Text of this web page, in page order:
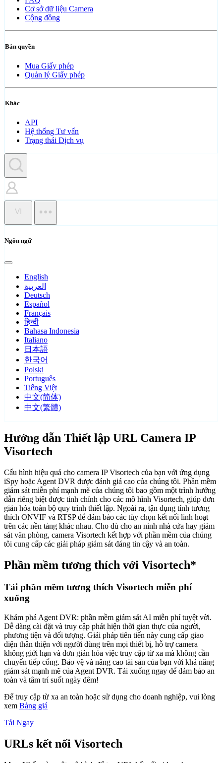
Cơ sở dữ liệu Camera
Cộng đồng
Bản quyền
Mua Giấy phép
Quản lý Giấy phép
Khác
API
Hệ thống Tư vấn
Trạng thái Dịch vụ
VI
Ngôn ngữ
English
العربية
Deutsch
Español
Français
हिन्दी
Bahasa Indonesia
Italiano
日本語
한국어
Polski
Português
Tiếng Việt
中文(简体)
中文(繁體)
Hướng dẫn Thiết lập URL Camera IP
Visortech
Cấu hình hiệu quả cho camera IP Visortech của bạn với ứng dụng
iSpy hoặc Agent DVR được đánh giá cao của chúng tôi. Phần mềm
giám sát miễn phí mạnh mẽ của chúng tôi bao gồm một trình hướng
dẫn riêng biệt được tinh chỉnh cho các mô hình Visortech, giúp đơn
giản hóa toàn bộ quy trình thiết lập. Ngoài ra, tận dụng tính tương
thích ONVIF và RTSP để đảm bảo các tùy chọn kết nối linh hoạt
trên các nền tảng khác nhau. Cho dù cho an ninh nhà cửa hay giám
sát văn phòng, camera Visortech kết hợp với phần mềm của chúng
tôi cung cấp các giải pháp giám sát đáng tin cậy và an toàn.
Phần mềm tương thích với Visortech*
Tải phần mềm tương thích Visortech miễn phí
xuống
Khám phá Agent DVR: phần mềm giám sát AI miễn phí tuyệt vời.
Dễ dàng cài đặt và truy cập phát hiện thời gian thực của người,
phương tiện và đối tượng. Giải pháp tiên tiến này cung cấp giao
diện thân thiện với người dùng trên mọi thiết bị, hỗ trợ camera
không giới hạn và đơn giản hóa việc truy cập từ xa mà không cần
chuyển tiếp cổng. Bảo vệ và nâng cao tài sản của bạn với khả năng
giám sát mạnh mẽ của Agent DVR. Tải xuống ngay để đảm bảo an
toàn và tâm trí suốt ngày đêm!
Để truy cập từ xa an toàn hoặc sử dụng cho doanh nghiệp, vui lòng
xem Bảng giá
Tải Ngay
URLs kết nối Visortech